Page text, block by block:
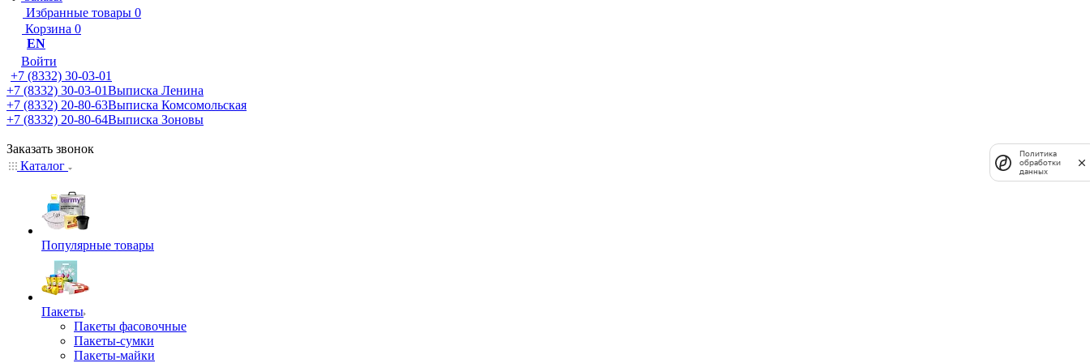
Избранные товары 0
Корзина 0
EN
Войти
+7 (8332) 30-03-01
+7 (8332) 30-03-01Выписка Ленина
+7 (8332) 20-80-63Выписка Комсомольская
+7 (8332) 20-80-64Выписка Зоновы
Заказать звонок
Каталог
Популярные товары
Пакеты
Пакеты фасовочные
Пакеты-сумки
Пакеты-майки
Политика
обработки
данных